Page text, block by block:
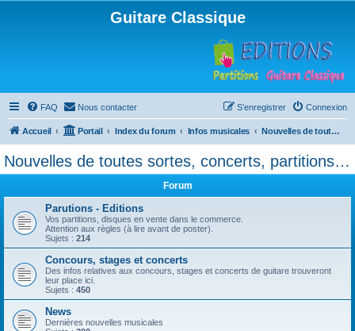
Guitare Classique
FAQ Nous contacter Connexion
S’enregistrer
Accueil Portail Index du forum Infos musicales Nouvelles de toutes sortes, concerts, partitions…
Nouvelles de toutes sortes, concerts, partitions…
Forum
Parutions - Editions
Vos partitions, disques en vente dans le commerce.
Attention aux règles (à lire avant de poster).
Sujets : 214
Concours, stages et concerts
Des infos relatives aux concours, stages et concerts de guitare trouveront
leur place ici.
Sujets : 450
News
Dernières nouvelles musicales